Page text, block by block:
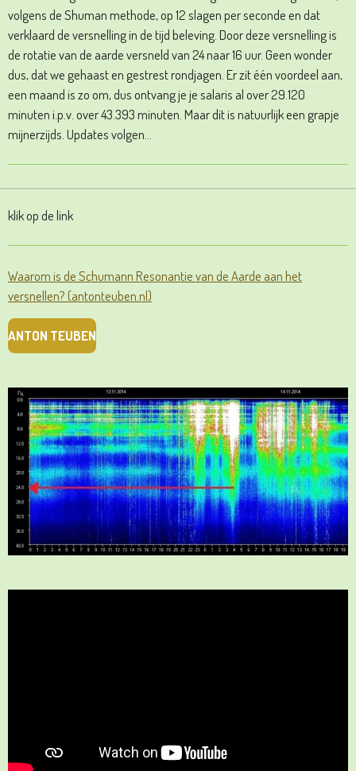
volgens de Shuman methode, op 12 slagen per seconde en dat
verklaard de versnelling in de tijd beleving. Door deze versnelling is
de rotatie van de aarde versneld van 24 naar 16 uur. Geen wonder
dus, dat we gehaast en gestrest rondjagen. Er zit één voordeel aan,
een maand is zo om, dus ontvang je je salaris al over 29.120
minuten i.p.v. over 43.393 minuten. Maar dit is natuurlijk een grapje
mijnerzijds. Updates volgen…
klik op de link
Waarom is de Schumann Resonantie van de Aarde aan het
versnellen? (antonteuben.nl)
ANTON TEUBEN